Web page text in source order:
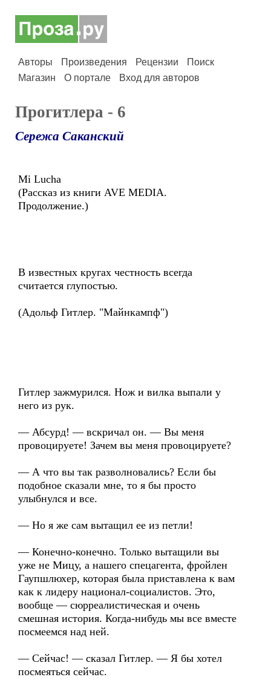
Авторы Произведения Рецензии
Поиск
Магазин
О портале Вход для авторов
Прогитлера - 6
Сережа Саканский
Mi Lucha
(Рассказ из книги AVE MEDIA.
Продолжение.)
В известных кругах честность всегда
считается глупостью.
(Адольф Гитлер. "Майнкампф")
Гитлер зажмурился. Нож и вилка выпали у
него из рук.
— Абсурд! — вскричал он. — Вы меня
провоцируете! Зачем вы меня провоцируете?
— А что вы так разволновались? Если бы
подобное сказали мне, то я бы просто
улыбнулся и все.
— Но я же сам вытащил ее из петли!
— Конечно-конечно. Только вытащили вы
уже не Мицу, а нашего спецагента, фройлен
Гаупшлюхер, которая была приставлена к вам
как к лидеру национал-социалистов. Это,
вообще — сюрреалистическая и очень
смешная история. Когда-нибудь мы все вместе
посмеемся над ней.
— Сейчас! — сказал Гитлер. — Я бы хотел
посмеяться сейчас.